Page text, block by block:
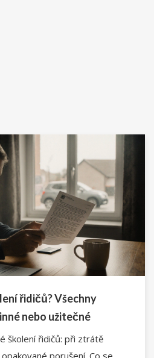
řidičů? Všechny
nebo užitečné
školení řidičů: při ztrátě